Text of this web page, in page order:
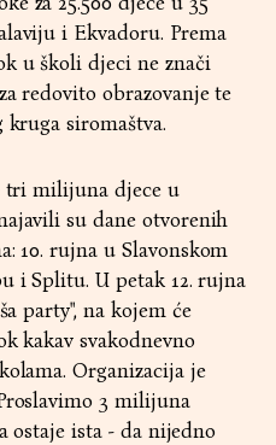
i Ekvadoru. Prema
u školi djeci ne znači
redovito obrazovanje te
kruga siromaštva.
tri milijuna djece u
su dane otvorenih
10. rujna u Slavonskom
i Splitu. U petak 12. rujna
party", na kojem će
kakav svakodnevno
Organizacija je
3 milijuna
ostaje ista - da nijedno